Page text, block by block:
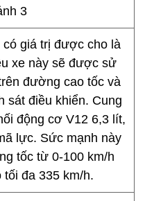
có giá trị được cho là
xe này sẽ được sử
đường cao tốc và
sát điều khiển. Cung
động cơ V12 6,3 lít,
lực. Sức mạnh này
tốc từ 0-100 km/h
tối đa 335 km/h.